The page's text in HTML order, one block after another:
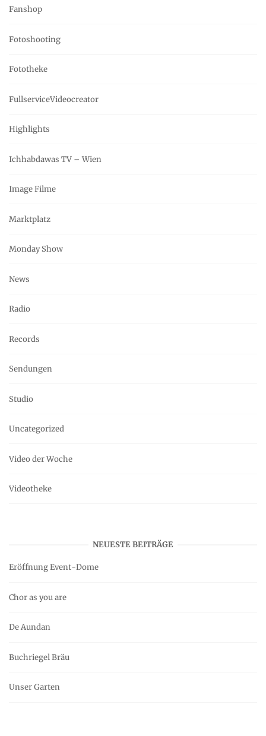
Fanshop
Fotoshooting
Fototheke
FullserviceVideocreator
Highlights
Ichhabdawas TV – Wien
Image Filme
Marktplatz
Monday Show
News
Radio
Records
Sendungen
Studio
Uncategorized
Video der Woche
Videotheke
NEUESTE BEITRÄGE
Eröffnung Event-Dome
Chor as you are
De Aundan
Buchriegel Bräu
Unser Garten